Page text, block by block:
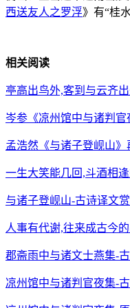
西送友人之罗浮》有“桂
相关阅读
亭高出鸟外,客到与云齐
岑参《凉州馆中与诸判
孟浩然《与诸子登岘山
一生大笑能几回,斗酒相
与诸子登岘山-古诗译文
人事有代谢,往来成古今
郡斋雨中与诸文士燕集-
凉州馆中与诸判官夜集-